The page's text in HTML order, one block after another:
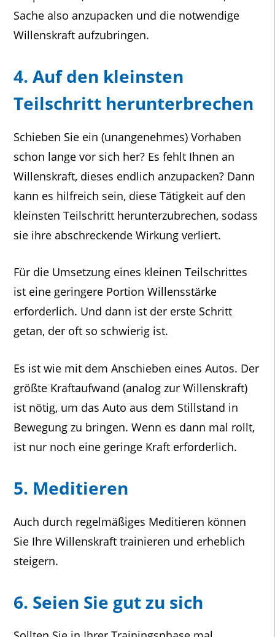
Sache also anzupacken und die notwendige
Willenskraft aufzubringen.
4. Auf den kleinsten
Teilschritt herunterbrechen
Schieben Sie ein (unangenehmes) Vorhaben
schon lange vor sich her? Es fehlt Ihnen an
Willenskraft, dieses endlich anzupacken? Dann
kann es hilfreich sein, diese Tätigkeit auf den
kleinsten Teilschritt herunterzubrechen, sodass
sie ihre abschreckende Wirkung verliert.
Für die Umsetzung eines kleinen Teilschrittes
ist eine geringere Portion Willensstärke
erforderlich. Und dann ist der erste Schritt
getan, der oft so schwierig ist.
Es ist wie mit dem Anschieben eines Autos. Der
größte Kraftaufwand (analog zur Willenskraft)
ist nötig, um das Auto aus dem Stillstand in
Bewegung zu bringen. Wenn es dann mal rollt,
ist nur noch eine geringe Kraft erforderlich.
5. Meditieren
Auch durch regelmäßiges Meditieren können
Sie Ihre Willenskraft trainieren und erheblich
steigern.
6. Seien Sie gut zu sich